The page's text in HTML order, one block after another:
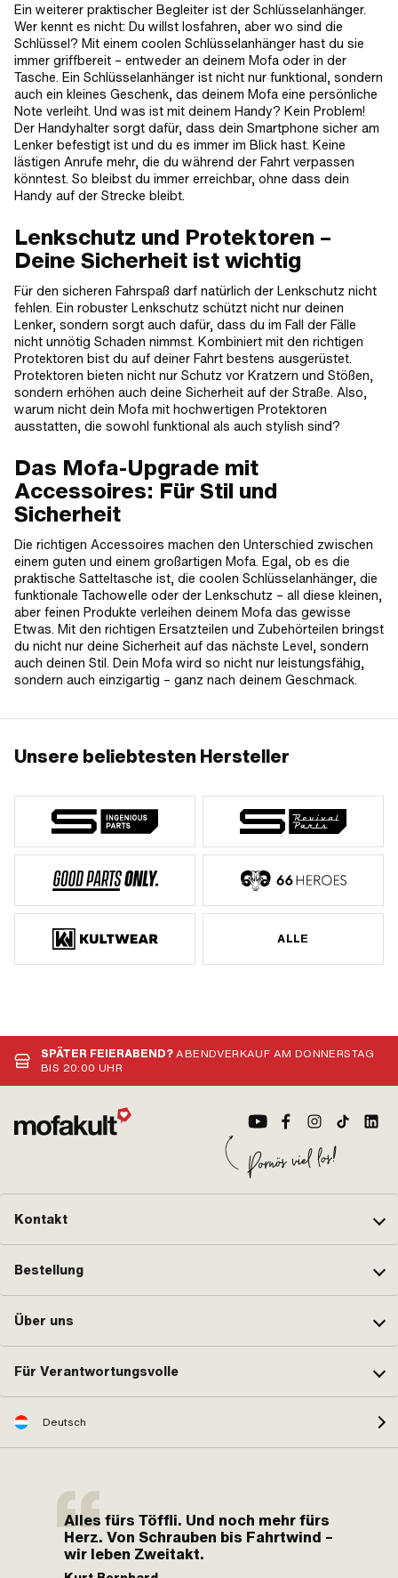
Ein weiterer praktischer Begleiter ist der Schlüsselanhänger.
Wer kennt es nicht: Du willst losfahren, aber wo sind die
Schlüssel? Mit einem coolen Schlüsselanhänger hast du sie
immer griffbereit – entweder an deinem Mofa oder in der
Tasche. Ein Schlüsselanhänger ist nicht nur funktional, sondern
auch ein kleines Geschenk, das deinem Mofa eine persönliche
Note verleiht. Und was ist mit deinem Handy? Kein Problem!
Der Handyhalter sorgt dafür, dass dein Smartphone sicher am
Lenker befestigt ist und du es immer im Blick hast. Keine
lästigen Anrufe mehr, die du während der Fahrt verpassen
könntest. So bleibst du immer erreichbar, ohne dass dein
Handy auf der Strecke bleibt.
Lenkschutz und Protektoren –
Deine Sicherheit ist wichtig
Für den sicheren Fahrspaß darf natürlich der Lenkschutz nicht
fehlen. Ein robuster Lenkschutz schützt nicht nur deinen
Lenker, sondern sorgt auch dafür, dass du im Fall der Fälle
nicht unnötig Schaden nimmst. Kombiniert mit den richtigen
Protektoren bist du auf deiner Fahrt bestens ausgerüstet.
Protektoren bieten nicht nur Schutz vor Kratzern und Stößen,
sondern erhöhen auch deine Sicherheit auf der Straße. Also,
warum nicht dein Mofa mit hochwertigen Protektoren
ausstatten, die sowohl funktional als auch stylish sind?
Das Mofa-Upgrade mit
Accessoires: Für Stil und
Sicherheit
Die richtigen Accessoires machen den Unterschied zwischen
einem guten und einem großartigen Mofa. Egal, ob es die
praktische Satteltasche ist, die coolen Schlüsselanhänger, die
funktionale Tachowelle oder der Lenkschutz – all diese kleinen,
aber feinen Produkte verleihen deinem Mofa das gewisse
Etwas. Mit den richtigen Ersatzteilen und Zubehörteilen bringst
du nicht nur deine Sicherheit auf das nächste Level, sondern
auch deinen Stil. Dein Mofa wird so nicht nur leistungsfähig,
sondern auch einzigartig – ganz nach deinem Geschmack.
Unsere beliebtesten Hersteller
ALLE
SPÄTER FEIERABEND?ABENDVERKAUF AM DONNERSTAG
BIS 20:00 UHR
Kontakt
Bestellung
Über uns
Für Verantwortungsvolle
Deutsch
Alles fürs Töffli. Und noch mehr fürs
Herz. Von Schrauben bis Fahrtwind –
wir leben Zweitakt.